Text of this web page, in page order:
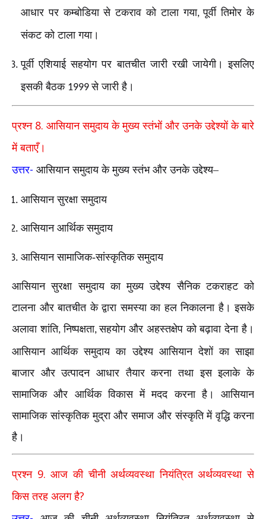
आधार पर कम्बोडिया से टकराव को टाला गया,पूर्वी तिमोर के
संकट को टाला गया।
पूर्वी एशियाई सहयोग पर बातचीत जारी रखी जायेगी। इसलिए
इसकी बैठक 1999से जारी है।
प्रश्न 8. आसियान समुदाय के मुख्य स्तंभों और उनके उद्देश्यों के बारे
में बताएँ।
उत्तर- आसियान समुदाय के मुख्य स्तंभ और उनके उद्देश्य–
आसियान सुरक्षा समुदाय
आसियान आर्थिक समुदाय
आसियान सामाजिक-सांस्कृतिक समुदाय
आसियान सुरक्षा समुदाय का मुख्य उद्देश्य सैनिक टकराहट को
टालना और बातचीत के द्वारा समस्या का हल निकालना है। इसके
अलावा शांति,निष्पक्षता,सहयोग और अहस्तक्षेप को बढ़ावा देना है।
आसियान आर्थिक समुदाय का उद्देश्य आसियान देशों का साझा
बाजार और उत्पादन आधार तैयार करना तथा इस इलाके के
सामाजिक और आर्थिक विकास में मदद करना है। आसियान
सामाजिक सांस्कृतिक मुद्रा और समाज और संस्कृति में वृद्धि करना
है।
प्रश्न 9.आज की चीनी अर्थव्यवस्था नियंत्रित अर्थव्यवस्था से
किस तरह अलग है?